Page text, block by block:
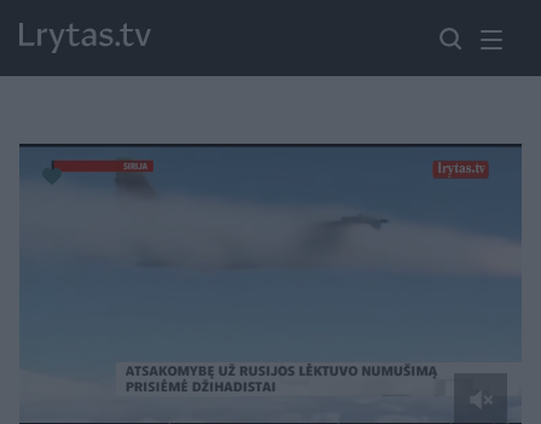
Paremkite Ukrainą